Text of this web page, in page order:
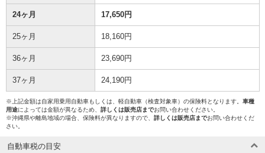
24ヶ月 17,650円
25ヶ月 18,160円
36ヶ月 23,690円
37ヶ月 24,190円
※上記金額は自家用乗用自動車もしくは、軽自動車（検査対象車）の保険料となります。 車種
用途によっては金額が異なるため、 詳しくは販売店までお問い合わせください。
※沖縄県や離島地域の場合、保険料が異なりますので、 詳しくは販売店までお問い合わせくだ
さい。
自動車税の目安